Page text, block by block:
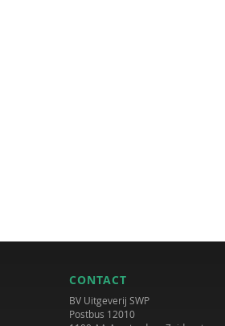
CONTACT
BV Uitgeverij SWP
Postbus 12010